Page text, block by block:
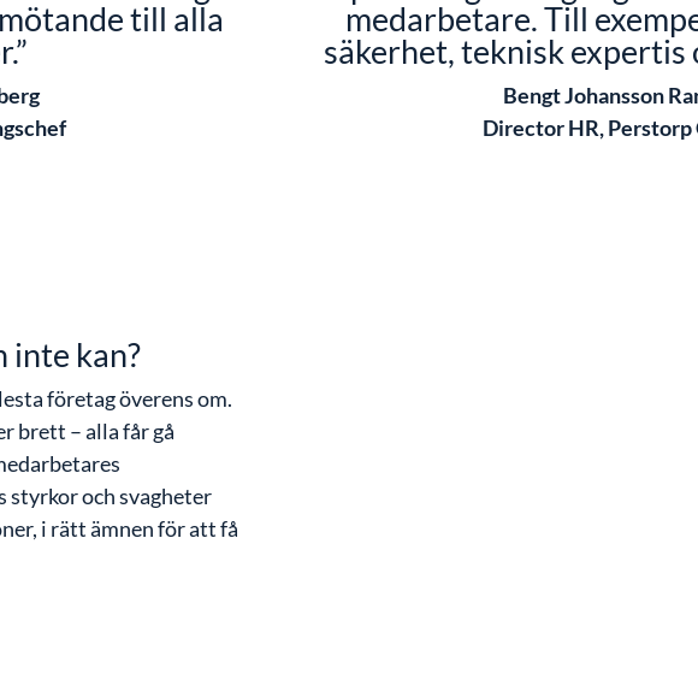
till alla
medarbetare. Till
säkerhet, teknisk expertis
Bengt Johansson
Director HR, Perstorp
inte kan?
företag överens om.
brett – alla får gå
styrkor och svagheter
i rätt ämnen för att få